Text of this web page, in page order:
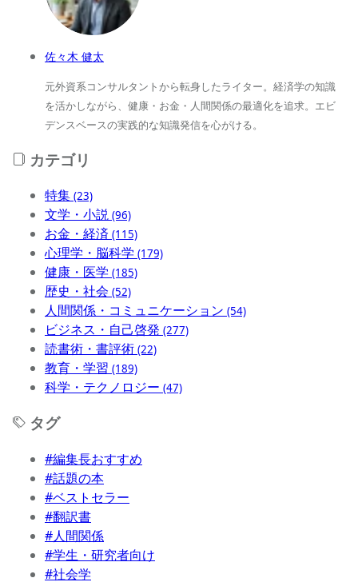
佐々木 健太
元外資系コンサルタントから転身したライター。経済学の知識
を活かしながら、健康・お金・人間関係の最適化を追求。エビ
デンスベースの実践的な知識発信を心がける。
カテゴリ
特集 (23)
文学・小説 (96)
お金・経済 (115)
心理学・脳科学 (179)
健康・医学 (185)
歴史・社会 (52)
人間関係・コミュニケーション (54)
ビジネス・自己啓発 (277)
読書術・書評術 (22)
教育・学習 (189)
科学・テクノロジー (47)
タグ
#編集長おすすめ
#話題の本
#ベストセラー
#翻訳書
#人間関係
#学生・研究者向け
#社会学